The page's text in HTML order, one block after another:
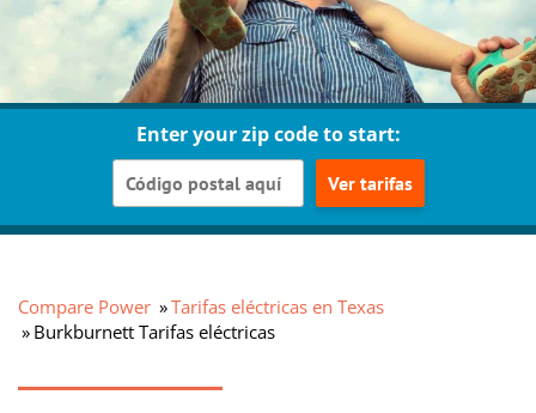
Enter your zip code to start:
Ver tarifas
Compare Power
Tarifas eléctricas en Texas
Burkburnett Tarifas eléctricas